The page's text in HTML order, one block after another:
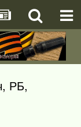
РБ,